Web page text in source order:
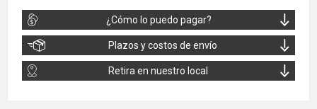
¿Cómo lo puedo pagar?
Plazos y costos de envío
Retira en nuestro local